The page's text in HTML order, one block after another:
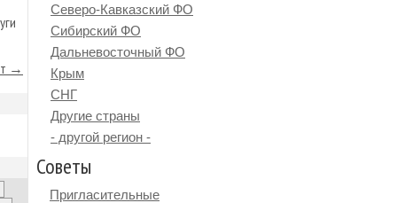
→
Северо-Кавказский ФО
Сибирский ФО
Дальневосточный ФО
Крым
СНГ
Другие страны
- другой регион -
Советы
Пригласительные